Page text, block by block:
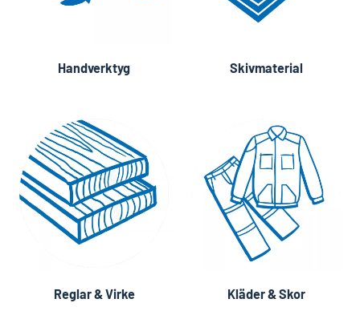
Handverktyg Skivmaterial
Reglar & Virke Kläder & Skor